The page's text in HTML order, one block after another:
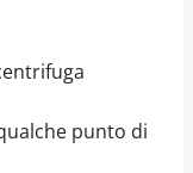
punto di